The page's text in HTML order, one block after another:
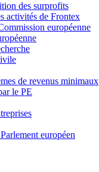
des surprofits
activités de Frontex
européenne
de revenus minimaux
le PE
européen